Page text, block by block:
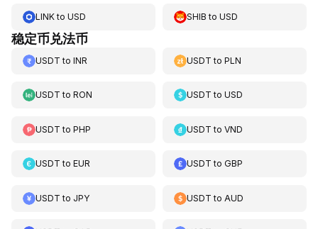
LINKto USD SHIB toUSD
稳定币兑法币
USDT to INR USDT toPLN
USDT to RON USDT toUSD
USDT to PHP USDT toVND
USDT to EUR USDT toGBP
USDT to JPY USDT to AUD